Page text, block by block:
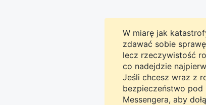
W miarę jak
zdawać sobie
lecz rzeczywistość
co nadejdzie
Jeśli chcesz wraz z
bezpieczeństwo pod
Messengera, aby